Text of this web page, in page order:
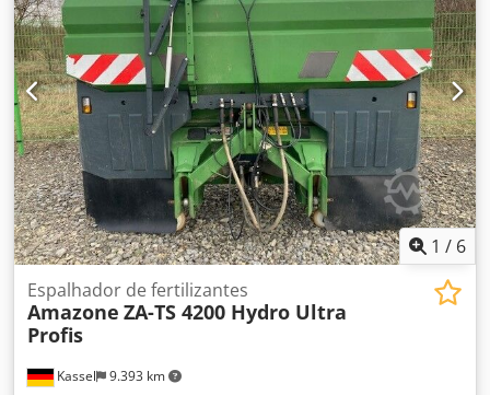
1 / 6
Kassel 9.393 km
Espalhador de fertilizantes
Amazone ZA-TS 4200 Hydro Ultra
Profis